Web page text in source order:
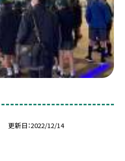
更新日 2022/12/14